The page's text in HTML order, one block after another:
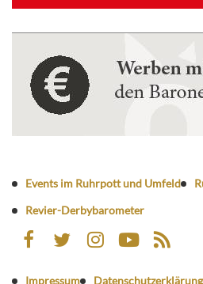
Events im Ruhrpott und Umfeld
Revier-Derbybarometer
Impressum Datenschutzerklärung